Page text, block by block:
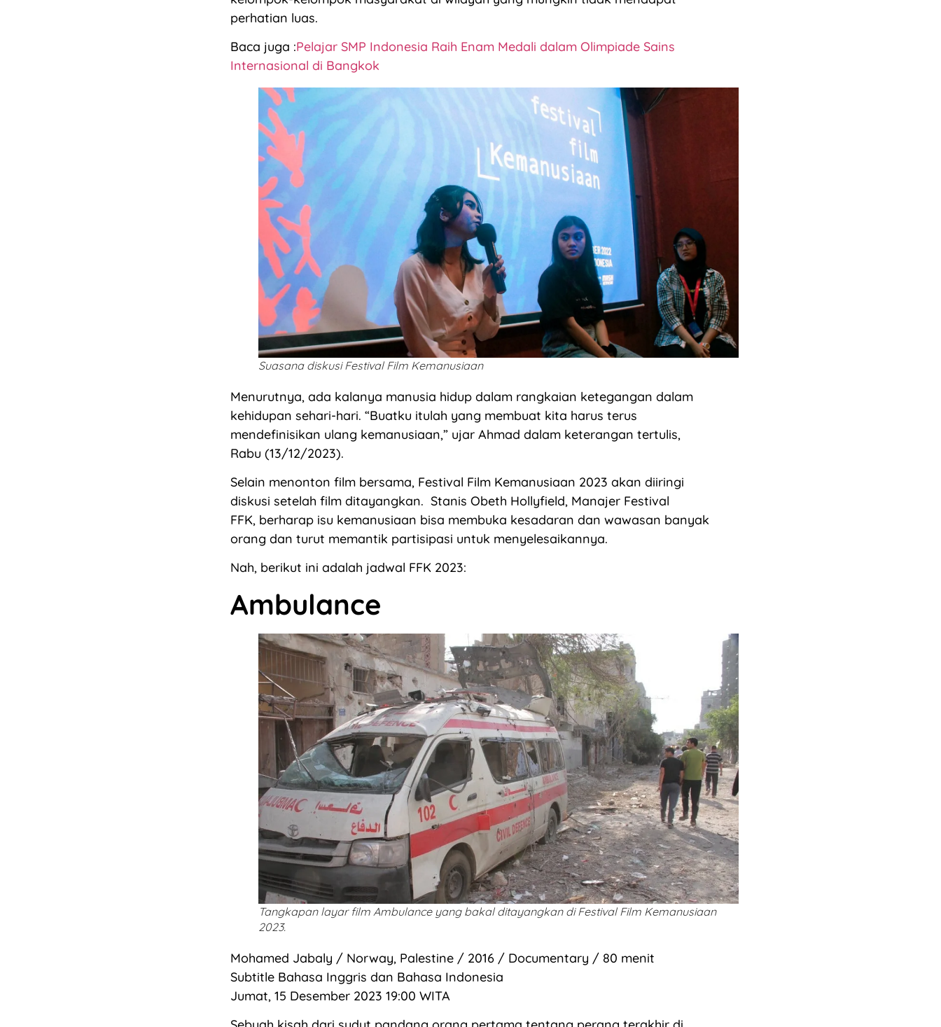
perhatian luas.
Baca juga :Pelajar SMP Indonesia Raih Enam Medali dalam Olimpiade Sains
Internasional di Bangkok
Suasana diskusi Festival Film Kemanusiaan
Menurutnya, ada kalanya manusia hidup dalam rangkaian ketegangan dalam
kehidupan sehari-hari. “Buatku itulah yang membuat kita harus terus
mendefinisikan ulang kemanusiaan,” ujar Ahmad dalam keterangan tertulis,
Rabu (13/12/2023).
Selain menonton film bersama, Festival Film Kemanusiaan 2023 akan diiringi
diskusi setelah film ditayangkan. Stanis Obeth Hollyfield, Manajer Festival
FFK, berharap isu kemanusiaan bisa membuka kesadaran dan wawasan banyak
orang dan turut memantik partisipasi untuk menyelesaikannya.
Nah, berikut ini adalah jadwal FFK 2023:
Ambulance
Tangkapan layar film Ambulance yang bakal ditayangkan di Festival Film Kemanusiaan
2023.
Mohamed Jabaly / Norway, Palestine / 2016 / Documentary / 80 menit
Subtitle Bahasa Inggris dan Bahasa Indonesia
Jumat, 15 Desember 2023 19:00 WITA